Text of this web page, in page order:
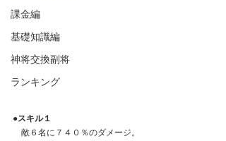
課金編
基礎知識編
神将交換副将
ランキング
●スキル１
敵６名に７４０％のダメージ。